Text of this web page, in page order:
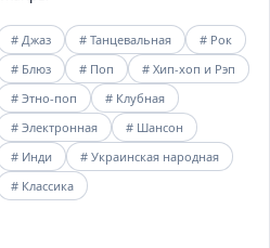
# Джаз # Танцевальная
# Рок
# Блюз
# Поп
# Хип-хоп и Рэп
# Этно-поп
# Клубная
# Электронная
# Шансон
# Инди
# Украинская народная
# Классика